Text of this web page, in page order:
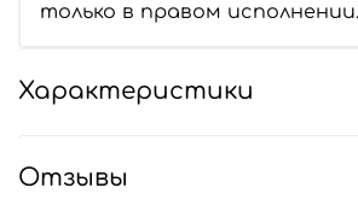
только в правом исполнении.
Характеристики
Отзывы